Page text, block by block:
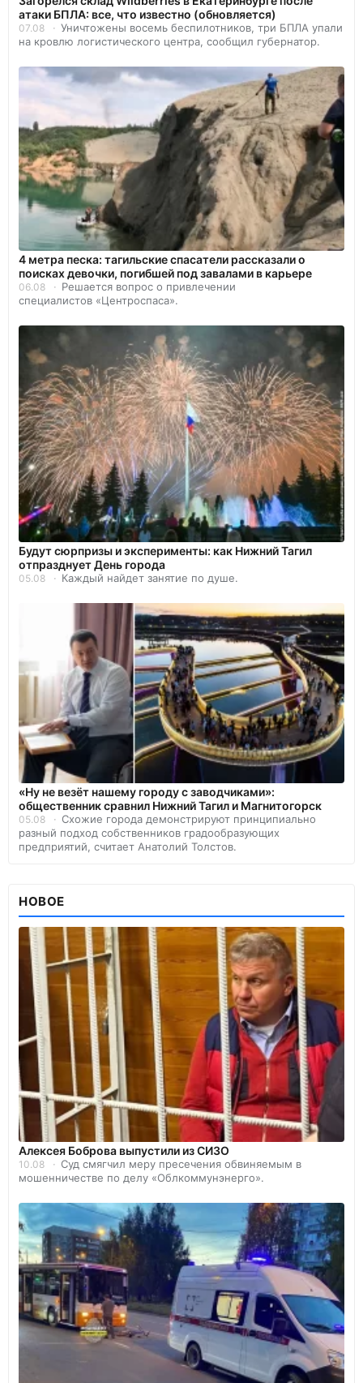
атаки БПЛА: все, что известно (обновляется)
07.08
Уничтожены восемь беспилотников, три БПЛА упали
на кровлю логистического центра, сообщил губернатор.
4 метра песка: тагильские спасатели рассказали о
поисках девочки, погибшей под завалами в карьере
06.08
Решается вопрос о привлечении
специалистов «Центроспаса».
Будут сюрпризы и эксперименты: как Нижний Тагил
отпразднует День города
05.08 Каждый найдет занятие по душе.
«Ну не везёт нашему городу с заводчиками»:
общественник сравнил Нижний Тагил и Магнитогорск
05.08
Схожие города демонстрируют принципиально
разный подход собственников градообразующих
предприятий, считает Анатолий Толстов.
НОВОЕ
Алексея Боброва выпустили из СИЗО
10.08
Суд смягчил меру пресечения обвиняемым в
мошенничестве по делу «Облкоммунэнерго».